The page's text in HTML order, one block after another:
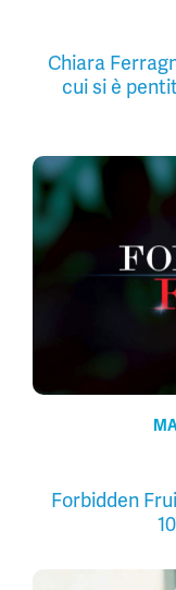
Chiara
cui si è
Forbidden